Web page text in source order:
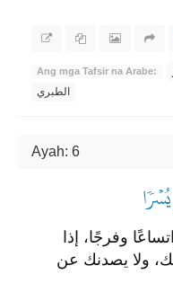
Ang mga Tafsir na Arabe:
الطبري
Ayah: 6
وفرجًا، إذا
ولا يصدنك عن